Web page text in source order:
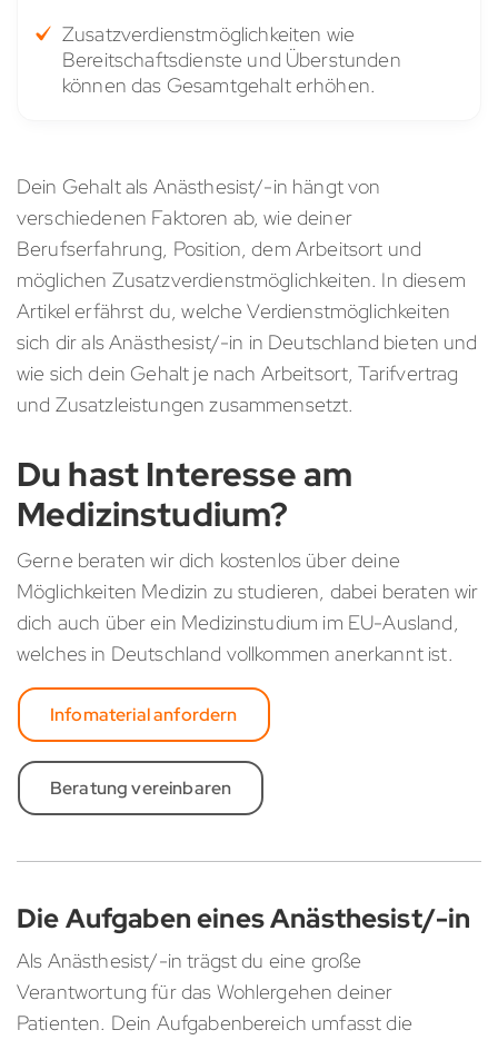
Zusatzverdienstmöglichkeiten wie
Bereitschaftsdienste und Überstunden
können das Gesamtgehalt erhöhen.
Dein Gehalt als Anästhesist/-in hängt von
verschiedenen Faktoren ab, wie deiner
Berufserfahrung, Position, dem Arbeitsort und
möglichen Zusatzverdienstmöglichkeiten. In diesem
Artikel erfährst du, welche Verdienstmöglichkeiten
sich dir als Anästhesist/-in in Deutschland bieten und
wie sich dein Gehalt je nach Arbeitsort, Tarifvertrag
und Zusatzleistungen zusammensetzt.
Du hast Interesse am
Medizinstudium?
Gerne beraten wir dich kostenlos über deine
Möglichkeiten Medizin zu studieren, dabei beraten wir
dich auch über ein Medizinstudium im EU-Ausland,
welches in Deutschland vollkommen anerkannt ist.
Infomaterial anfordern
Beratung vereinbaren
Die Aufgaben eines Anästhesist/-in
Als Anästhesist/-in trägst du eine große
Verantwortung für das Wohlergehen deiner
Patienten. Dein Aufgabenbereich umfasst die